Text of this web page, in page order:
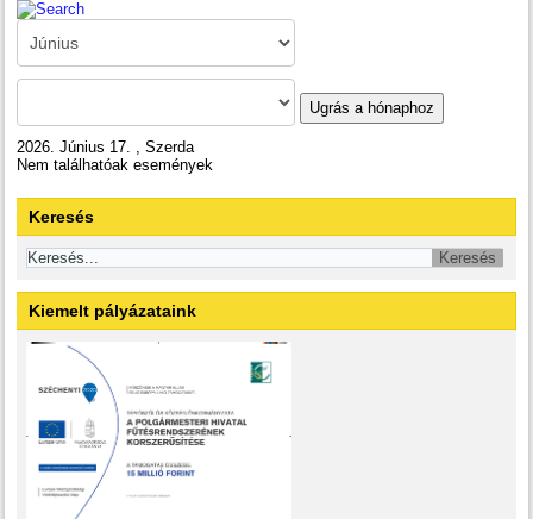
Ugrás a hónaphoz
2026. Június 17. , Szerda
Nem találhatóak események
Keresés
Kiemelt pályázataink